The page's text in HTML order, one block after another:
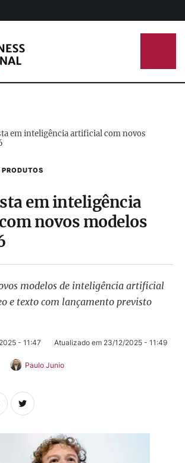
em inteligência artificial com novos
em inteligência
novos modelos
modelos de inteligência artificial
e texto com lançamento previsto
- 11:47 Atualizado em 23/12/2025 - 11:49
Paulo Junio